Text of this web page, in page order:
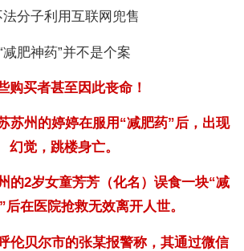
法分子利用互联网兜售
减肥神药”并不是个案
购买者甚至因此丧命 ！
苏州的婷婷在服用“减肥药”后，出现
幻觉，跳楼身亡。
的2岁女童芳芳（化名）误食一块“减
后在医院抢救无效离开人世。
伦贝尔市的张某报警称，其通过微信